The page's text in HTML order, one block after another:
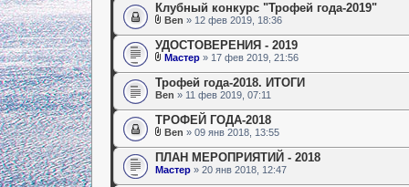
Клубный конкурс "Трофей года-2019"
Ben » 12 фев 2019, 18:36
УДОСТОВЕРЕНИЯ - 2019
Мастер » 17 фев 2019, 21:56
Трофей года-2018. ИТОГИ
Ben » 11 фев 2019, 07:11
ТРОФЕЙ ГОДА-2018
Ben » 09 янв 2018, 13:55
ПЛАН МЕРОПРИЯТИЙ - 2018
Мастер » 20 янв 2018, 12:47